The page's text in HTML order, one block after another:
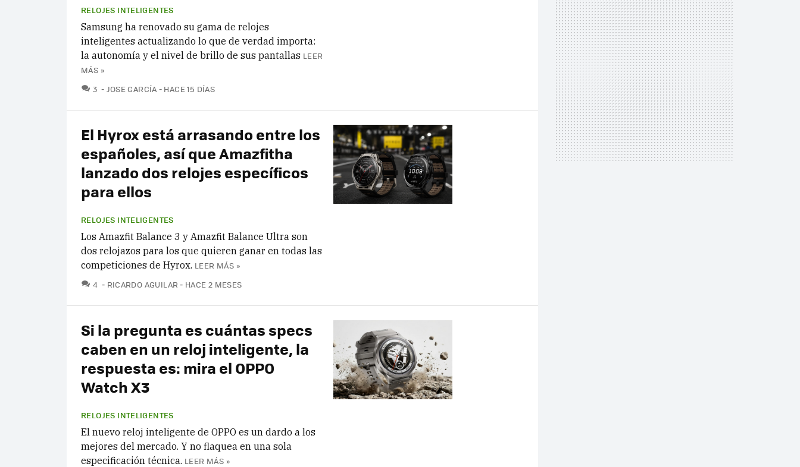
RELOJES INTELIGENTES
Samsung ha renovado su gama de relojes
inteligentes actualizando lo que de verdad importa:
la autonomía y el nivel de brillo de sus pantallas LEER
MÁS »
3 COMENTARIOS
JOSE GARCÍA HACE 15 DÍAS
El Hyrox está arrasando entre los
españoles, así que Amazfitha
lanzado dos relojes específicos
para ellos
RELOJES INTELIGENTES
Los Amazfit Balance 3 y Amazfit Balance Ultra son
dos relojazos para los que quieren ganar en todas las
competiciones de Hyrox. LEER MÁS »
4 COMENTARIOS
RICARDO AGUILAR HACE 2 MESES
Si la pregunta es cuántas specs
caben en un reloj inteligente, la
respuesta es: mira el OPPO
Watch X3
RELOJES INTELIGENTES
El nuevo reloj inteligente de OPPO es un dardo a los
mejores del mercado. Y no flaquea en una sola
especificación técnica. LEER MÁS »